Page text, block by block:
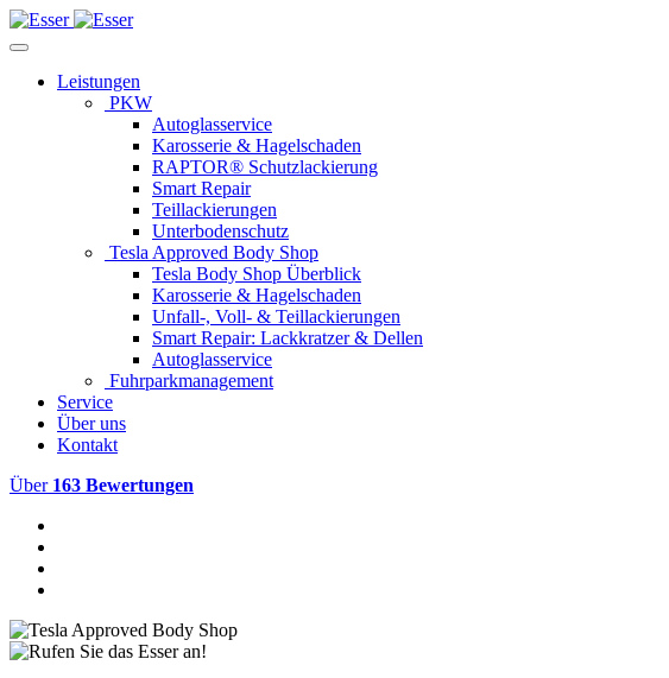
Leistungen
PKW
Autoglasservice
Karosserie & Hagelschaden
RAPTOR® Schutzlackierung
Smart Repair
Teillackierungen
Unterbodenschutz
Tesla Approved Body Shop
Tesla Body Shop Überblick
Karosserie & Hagelschaden
Unfall-, Voll- & Teillackierungen
Smart Repair: Lackkratzer & Dellen
Autoglasservice
Fuhrparkmanagement
Service
Über uns
Kontakt
Über 163 Bewertungen